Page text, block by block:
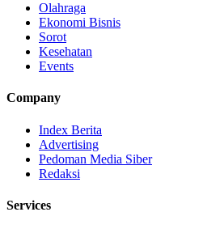
Olahraga
Ekonomi Bisnis
Sorot
Kesehatan
Events
Company
Index Berita
Advertising
Pedoman Media Siber
Redaksi
Services